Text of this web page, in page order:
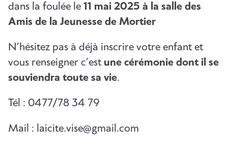
dans la foulée le 11 mai 2025 à la salle des
Amis de la Jeunesse de Mortier
N’hésitez pas à déjà inscrire votre enfant et
vous renseigner c’est une cérémonie dont il se
souviendra toute sa vie.
Tél : 0477/78 34 79
Mail : laicite.vise@gmail.com